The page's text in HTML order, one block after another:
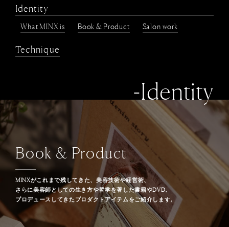
Identity
What MINX is Book & Product Salon work
Technique
-Identity
Book & Product
MINXがこれまで残してきた、美容技術や経営術、
さらに美容師としての生き方や哲学を著した書籍やDVD、
プロデュースしてきたプロダクトアイテムをご紹介します。